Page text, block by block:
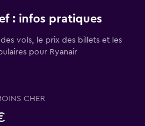
: infos pratiques
vols, le prix des billets et les
pour Ryanair
CHER